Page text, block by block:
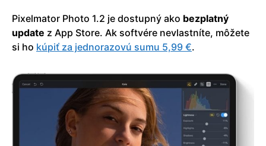
Pixelmator Photo 1.2 je dostupný ako bezplatný
update z App Store. Ak softvére nevlastníte, môžete
si ho kúpiť za jednorazovú sumu 5,99 €.